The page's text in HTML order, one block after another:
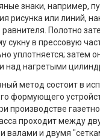
знаки, например,
рисунка или линий,
Полотно
сукну в прессовую
уплотняется; затем
над нагретыми
метод состоит в
формующего
производстве
проходит между
и двумя